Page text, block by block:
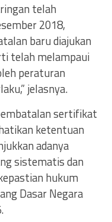
telah
2018,
baru diajukan
telah melampaui
peraturan
jelasnya.
sertifikat
ketentuan
adanya
sistematis dan
hukum
Dasar Negara